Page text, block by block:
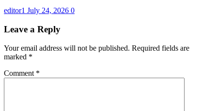
editor1 July 24, 2026 0
Leave a Reply
Your email address will not be published. Required fields are
marked *
Comment *